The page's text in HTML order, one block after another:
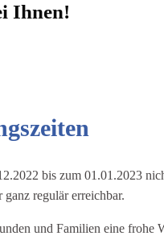
Ihnen!
bis zum 01.01.2023
regulär erreichbar.
und Familien eine frohe